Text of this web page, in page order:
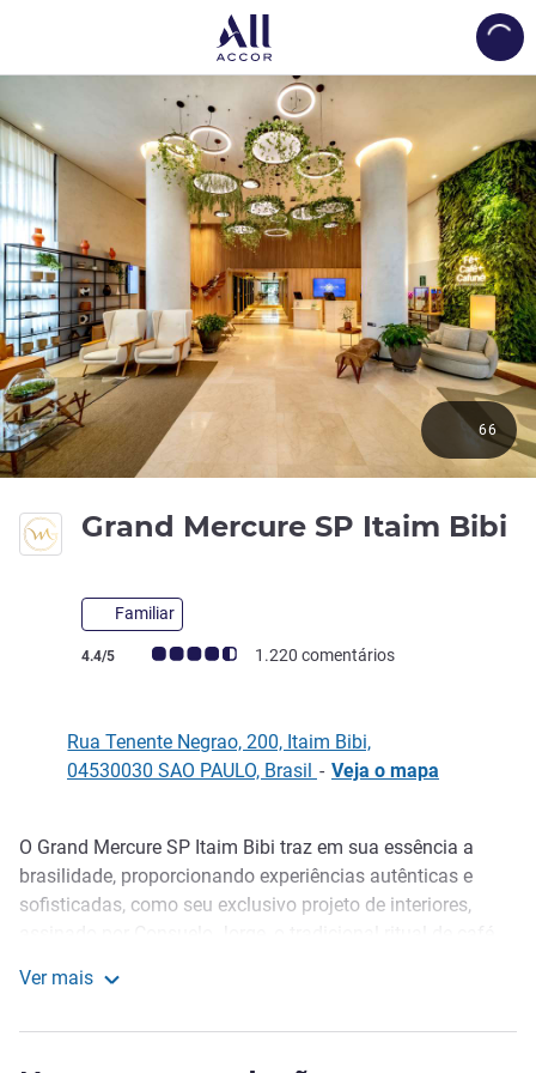
Grand Mercure SP Itaim Bibi
Familiar
Classificação clientes Avis (Classificação ALL)
4.4/5 1.220 comentários
66
Rua Tenente Negrao, 200, Itaim Bibi,
04530030 SAO PAULO, Brasil - Veja o mapa
Descrição
O Grand Mercure SP Itaim Bibi traz em sua essência a
brasilidade, proporcionando experiências autênticas e
sofisticadas, como seu exclusivo projeto de interiores,
Os quartos com varanda são espaçosos e contam com
Ver mais